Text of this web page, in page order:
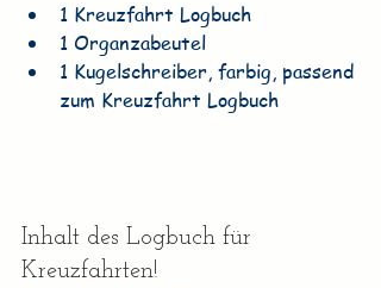
1 Kreuzfahrt Logbuch
1 Organzabeutel
1 Kugelschreiber, farbig, passend
zum Kreuzfahrt Logbuch
Inhalt des Logbuch für
Kreuzfahrten!